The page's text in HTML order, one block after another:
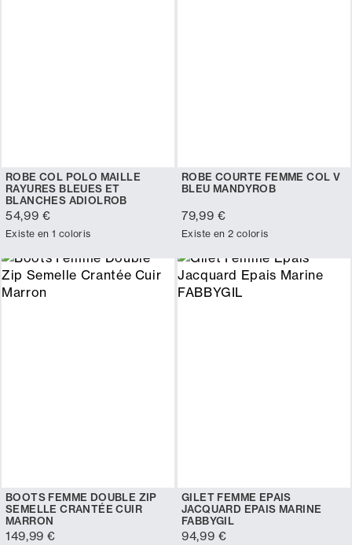
ROBE COL POLO MAILLE
RAYURES BLEUES ET
BLANCHES ADIOLROB
54,99 €
Existe en 1 coloris
ROBE COURTE FEMME COL V
BLEU MANDYROB
79,99 €
Existe en 2 coloris
BOOTS FEMME DOUBLE ZIP
SEMELLE CRANTÉE CUIR
MARRON
149,99 €
GILET FEMME EPAIS
JACQUARD EPAIS MARINE
FABBYGIL
94,99 €